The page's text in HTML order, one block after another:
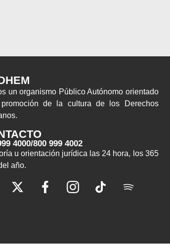
un organismo Público Autónomo orientado
de la cultura de los Derechos
4000/800 999 4002
u orientación jurídica las 24 hora, los 365
año.